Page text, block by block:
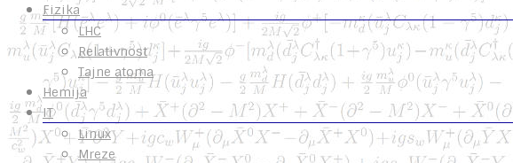
Fizika
LHC
Relativnost
Tajne atoma
Hemija
IT
Linux
Mreze